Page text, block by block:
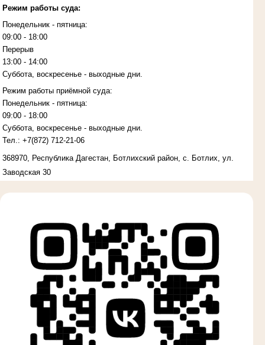
Режим работы суда:
Понедельник - пятница:
09:00 - 18:00
Перерыв
13:00 - 14:00
Суббота, воскресенье - выходные дни.
Режим работы приёмной суда:
Понедельник - пятница:
09:00 - 18:00
Суббота, воскресенье - выходные дни.
Тел.: +7(872)712-21-06
368970, Республика Дагестан, Ботлихский район, с. Ботлих, ул.
Заводская 30